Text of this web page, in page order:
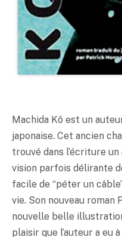
Machida Kô est un
japonaise. Cet ancien
trouvé dans l’écriture
vision parfois délirante
facile de “péter un
vie. Son nouveau roman
nouvelle belle
plaisir que l’auteur a eu